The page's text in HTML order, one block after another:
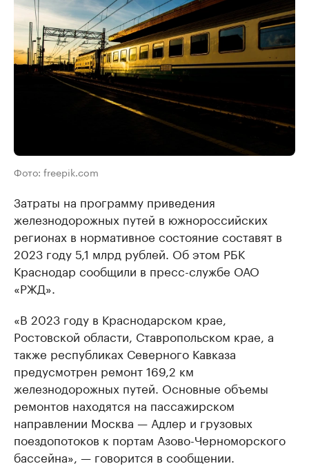
Фото: freepik.com
Затраты на программу приведения
железнодорожных путей в южнороссийских
регионах в нормативное состояние составят в
2023 году 5,1 млрд рублей. Об этом РБК
Краснодар сообщили в пресс-службе ОАО
«РЖД».
«В 2023 году в Краснодарском крае,
Ростовской области, Ставропольском крае, а
также республиках Северного Кавказа
предусмотрен ремонт 169,2 км
железнодорожных путей. Основные объемы
ремонтов находятся на пассажирском
направлении Москва — Адлер и грузовых
поездопотоков к портам Азово-Черноморского
бассейна», — говорится в сообщении.